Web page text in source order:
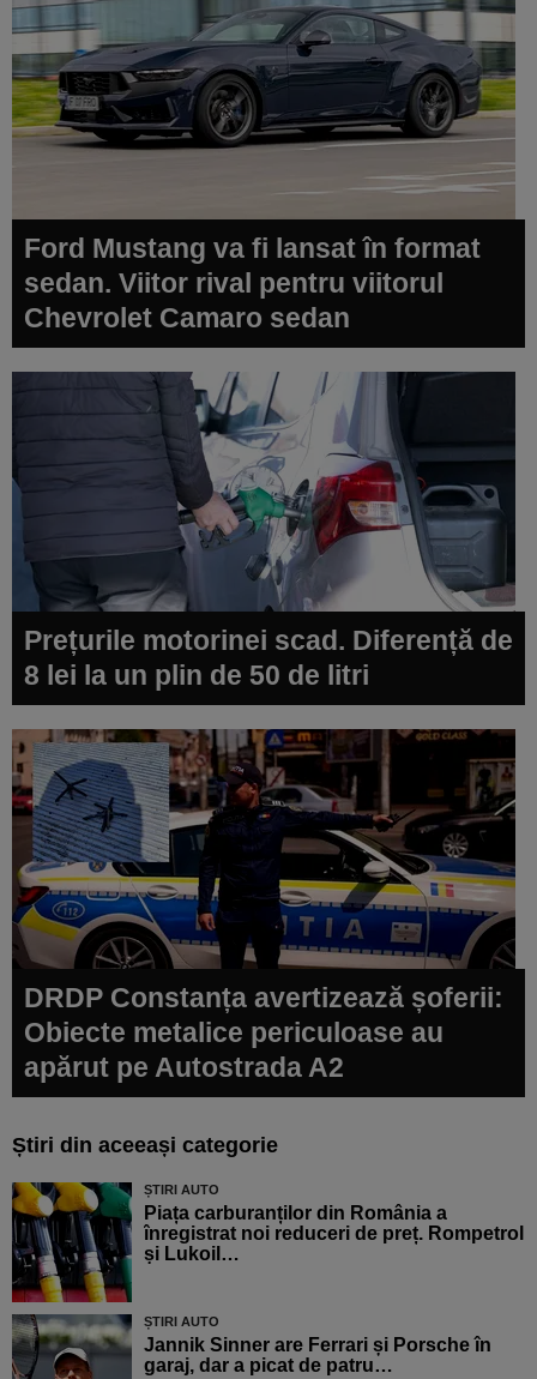
Ford Mustang va fi lansat în format
sedan. Viitor rival pentru viitorul
Chevrolet Camaro sedan
Prețurile motorinei scad. Diferență de
8 lei la un plin de 50 de litri
DRDP Constanța avertizează șoferii:
Obiecte metalice periculoase au
apărut pe Autostrada A2
Știri din aceeași categorie
ȘTIRI AUTO
Piața carburanților din România a
înregistrat noi reduceri de preț. Rompetrol
și Lukoil…
ȘTIRI AUTO
Jannik Sinner are Ferrari și Porsche în
garaj, dar a picat de patru…